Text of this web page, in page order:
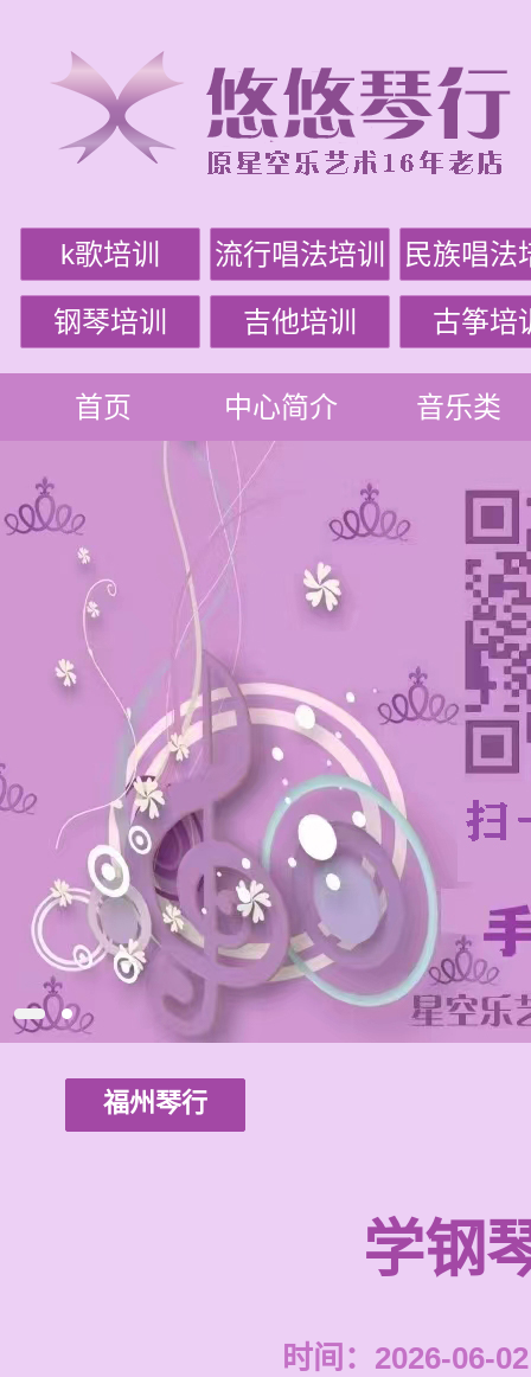
k歌培训 流行唱法培训 民族唱法
钢琴培训 吉他培训 古筝培
首页 中心简介 音乐类
福州琴行
学钢
时间：2026-06-